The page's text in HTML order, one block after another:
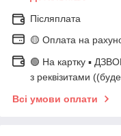
Післяплата
🟡 Оплата на
🟢 На картку ▪️
з реквізитами
Всі умови оплати